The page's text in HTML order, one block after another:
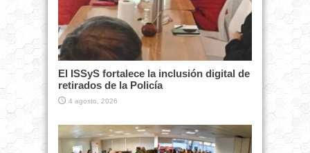
El ISSyS fortalece la inclusión digital de
retirados de la Policía
4 agosto, 2026